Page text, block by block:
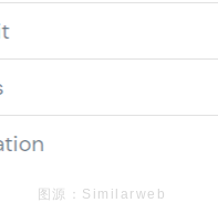
图源：Similarweb